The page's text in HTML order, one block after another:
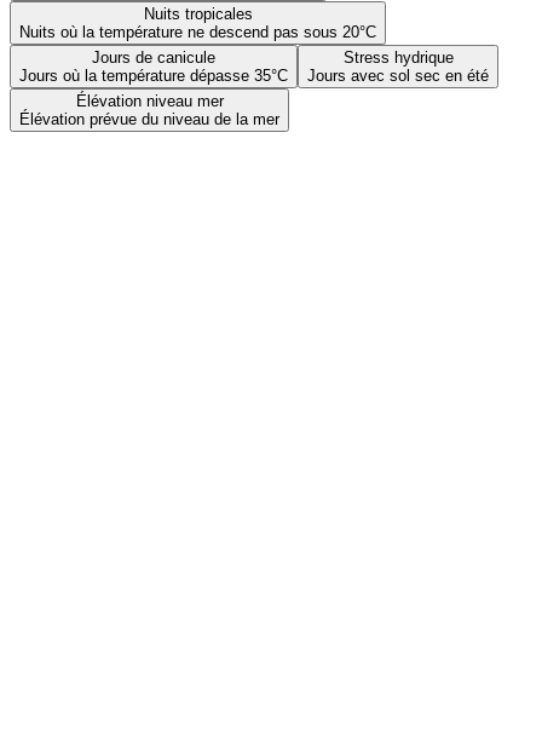
Nuits tropicales
Nuits où la température ne descend pas sous 20°C
Jours de canicule
Jours où la température dépasse 35°C
Stress hydrique
Jours avec sol sec en été
Élévation niveau mer
Élévation prévue du niveau de la mer